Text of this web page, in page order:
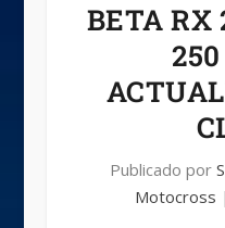
BETA RX
Publicado por
Motocross |